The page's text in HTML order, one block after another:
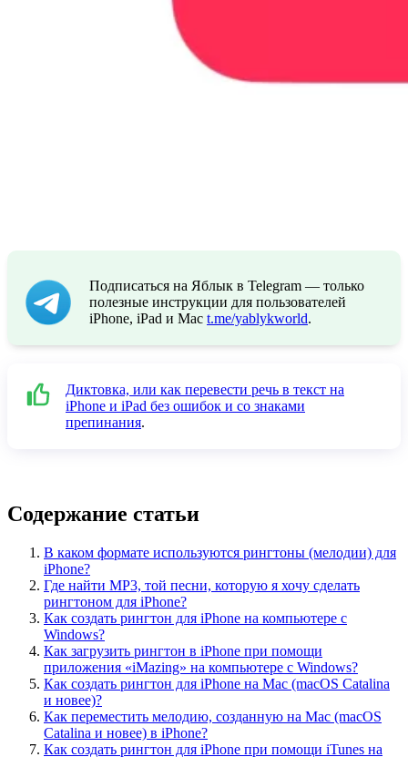
Подписаться на Яблык в Telegram — только
полезные инструкции для пользователей
iPhone, iPad и Mac t.me/yablykworld.
Диктовка, или как перевести речь в текст на
iPhone и iPad без ошибок и со знаками
препинания.
Содержание статьи
В каком формате используются рингтоны (мелодии) для
iPhone?
Где найти MP3, той песни, которую я хочу сделать
рингтоном для iPhone?
Как создать рингтон для iPhone на компьютере с
Windows?
Как загрузить рингтон в iPhone при помощи
приложения «iMazing» на компьютере с Windows?
Как создать рингтон для iPhone на Mac (macOS Catalina
и новее)?
Как переместить мелодию, созданную на Mac (macOS
Catalina и новее) в iPhone?
Как создать рингтон для iPhone при помощи iTunes на